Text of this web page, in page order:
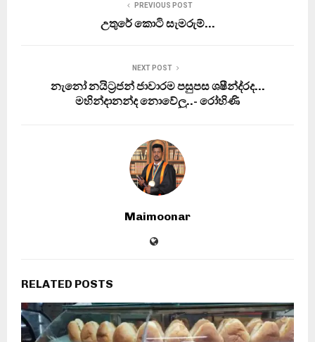
PREVIOUS POST
උතුරේ කොටි සැමරුම්…
NEXT POST
නැනෝ නයිට‍්‍රජන් ජාවාරම පසුපස ශෂීන්ද‍්‍රද…
මහින්දානන්ද නොවේලු..- රෝහිණි
Maimoonar
RELATED POSTS